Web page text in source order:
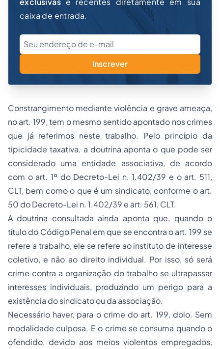
caixa de entrada.
Inscrever
Constrangimento mediante violência e grave ameaça,
no art. 199, tem o mesmo sentido apontado nos crimes
que já referimos neste trabalho. Pelo princípio da
tipicidade taxativa, a doutrina aponta o que pode ser
considerado uma entidade associativa, de acordo
com o art. 1º do Decreto-Lei n. 1.402/39 e o art. 511,
CLT, bem como o que é um sindicato, conforme o art.
50 do Decreto-Lei n. 1.402/39 e art. 561, CLT.
A doutrina consultada ainda aponta que, quando o
título do Código Penal em que se encontra o art. 199 se
refere a trabalho, ele se refere ao instituto de interesse
coletivo, e não ao direito individual. Por isso, só será
crime contra a organização do trabalho se ultrapassar
interesses individuais, produzindo um perigo para a
existência do sindicato ou da associação.
Necessário haver, para o crime do art. 199, dolo. Sem
modalidade culposa. E o crime se consuma quando o
ofendido, devido aos meios violentos empregados,